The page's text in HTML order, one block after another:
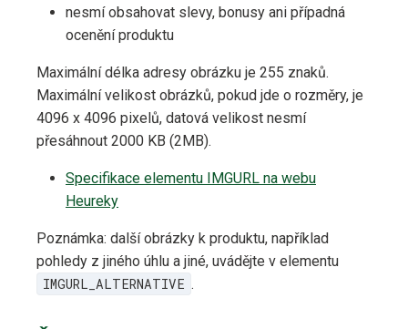
nesmí obsahovat slevy, bonusy ani případná
ocenění produktu
Maximální délka adresy obrázku je 255 znaků.
Maximální velikost obrázků, pokud jde o rozměry, je
4096 x 4096 pixelů, datová velikost nesmí
přesáhnout 2000 KB (2MB).
Specifikace elementu IMGURL na webu
Heureky
Poznámka: další obrázky k produktu, například
pohledy z jiného úhlu a jiné, uvádějte v elementu
IMGURL_ALTERNATIVE .